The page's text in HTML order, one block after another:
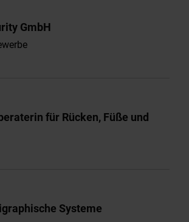
GmbH
für Rücken, Füße und
Systeme